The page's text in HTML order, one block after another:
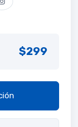
$299